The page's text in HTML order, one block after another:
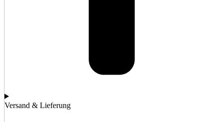
Versand & Lieferung